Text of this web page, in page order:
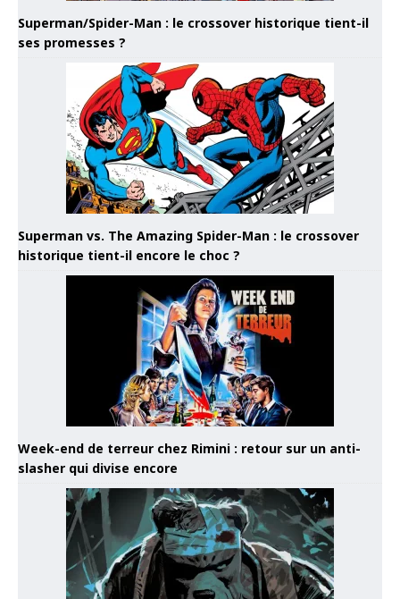
Superman/Spider-Man : le crossover historique tient-il
ses promesses ?
Superman vs. The Amazing Spider-Man : le crossover
historique tient-il encore le choc ?
Week-end de terreur chez Rimini : retour sur un anti-
slasher qui divise encore